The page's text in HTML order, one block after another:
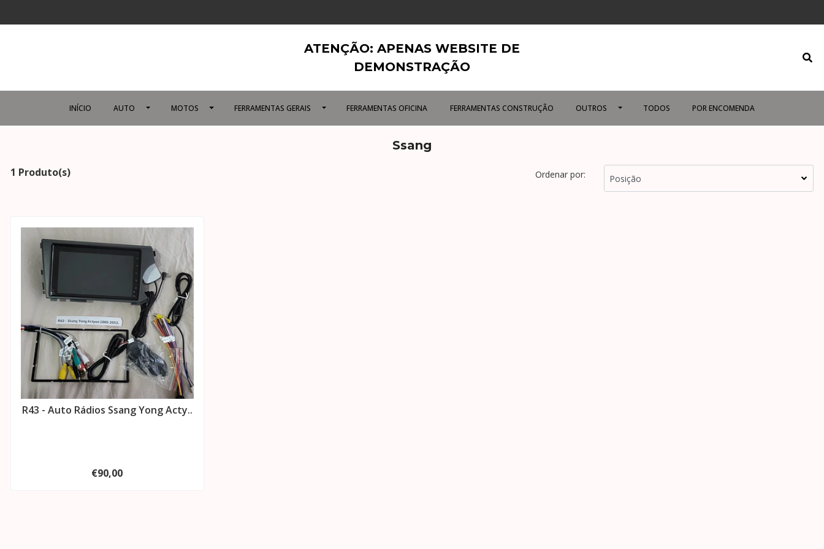
ATENÇÃO: APENAS WEBSITE DE
DEMONSTRAÇÃO
INÍCIO AUTO MOTOS FERRAMENTAS GERAIS FERRAMENTAS OFICINA FERRAMENTAS CONSTRUÇÃO OUTROS TODOS POR ENCOMENDA
Ssang
1 Produto(s) Ordenar por:
R43 - Auto Rádios Ssang Yong Acty..
€90,00